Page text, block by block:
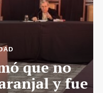
que no
y fue